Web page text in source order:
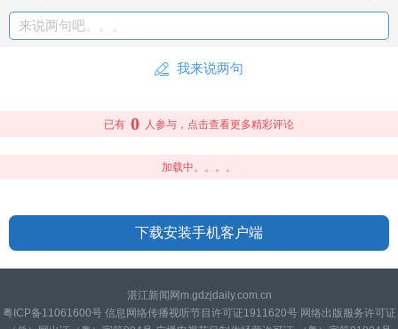
来说两句吧。。。
我来说两句
已有 0 人参与，点击查看更多精彩评论
加载中。。。。
下载安装手机客户端
湛江新闻网m.gdzjdaily.com.cn
粤ICP备11061600号 信息网络传播视听节目许可证1911620号 网络出版服务许可证